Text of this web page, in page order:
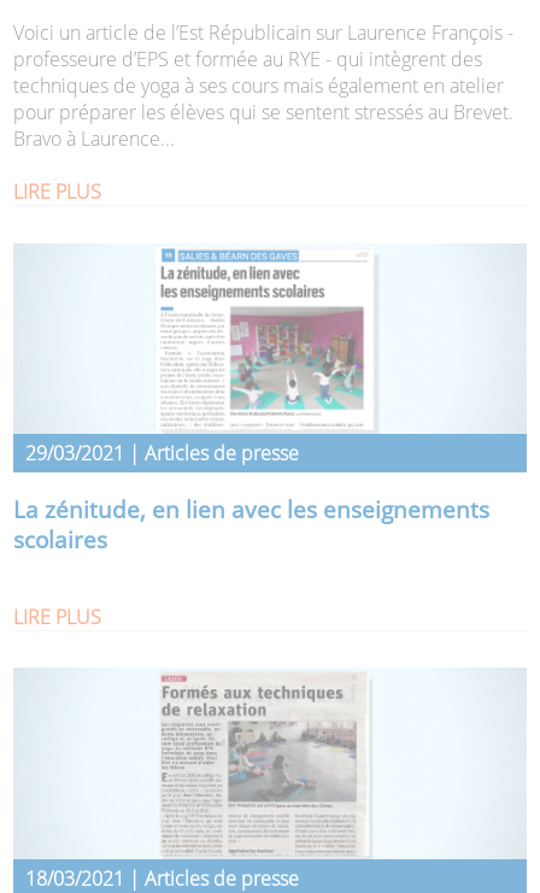
Voici un article de l’Est Républicain sur Laurence François -
professeure d’EPS et formée au RYE - qui intègrent des
techniques de yoga à ses cours mais également en atelier
pour préparer les élèves qui se sentent stressés au Brevet.
Bravo à Laurence...
LIRE PLUS
29/03/2021 | Articles de presse
La zénitude, en lien avec les enseignements
scolaires
LIRE PLUS
18/03/2021 | Articles de presse